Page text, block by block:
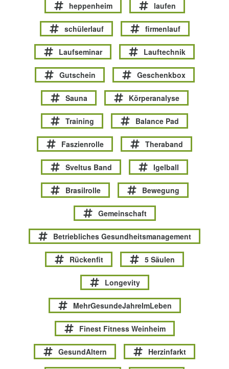
heppenheim laufen
schülerlauf firmenlauf
Laufseminar Lauftechnik
Gutschein Geschenkbox
Sauna Körperanalyse
Training Balance Pad
Faszienrolle Theraband
Sveltus Band Igelball
Brasilrolle Bewegung
Gemeinschaft
Betriebliches Gesundheitsmanagement
Rückenfit 5 Säulen
Longevity
MehrGesundeJahreImLeben
Finest Fitness Weinheim
GesundAltern Herzinfarkt